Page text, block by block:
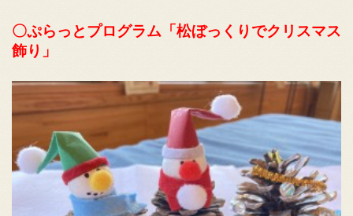
〇ぷらっとプログラム「松ぼっくりでクリスマス
飾り」